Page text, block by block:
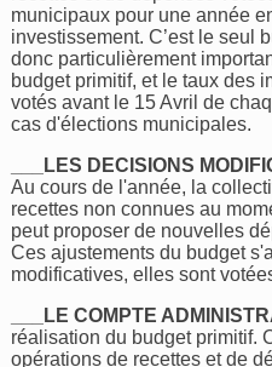
municipaux pour une année
investissement. C’est le seul
donc particulièrement
budget primitif, et le taux des
votés avant le 15 Avril de
cas d'élections municipales.
___LES DECISIONS
Au cours de l'année, la
recettes non connues au
peut proposer de nouvelles
Ces ajustements du budget
modificatives, elles sont
___LE COMPTE
réalisation du budget primitif.
opérations de recettes et de